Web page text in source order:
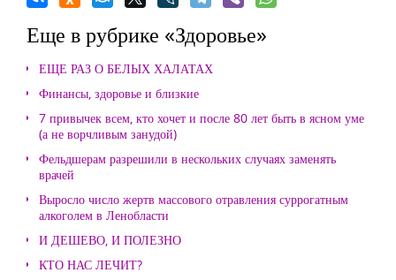
Еще в рубрике «Здоровье»
ЕЩЕ РАЗ О БЕЛЫХ ХАЛАТАХ
Финансы, здоровье и близкие
7 привычек всем, кто хочет и после 80 лет быть в ясном уме
(а не ворчливым занудой)
Фельдшерам разрешили в нескольких случаях заменять
врачей
Выросло число жертв массового отравления суррогатным
алкоголем в Ленобласти
И ДЕШЕВО, И ПОЛЕЗНО
КТО НАС ЛЕЧИТ?